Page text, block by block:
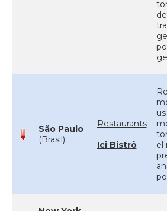
São Paulo
(Brasil)
Restaurants
Ici Bistrô
el